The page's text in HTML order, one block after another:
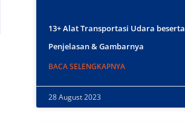
13+ Alat Transportasi Udara beserta
Penjelasan & Gambarnya
BACA SELENGKAPNYA
28 August 2023